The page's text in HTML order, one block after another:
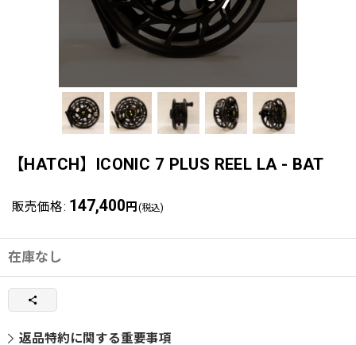
【HATCH】ICONIC 7 PLUS REEL LA - BAT
販売価格: 147,400 円 (税込)
在庫なし
返品特約に関する重要事項